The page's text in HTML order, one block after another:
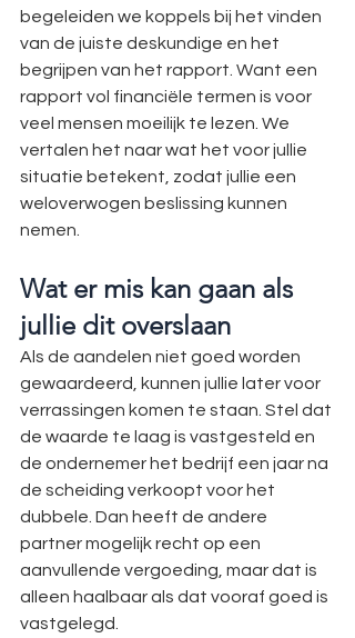
begeleiden we koppels bij het vinden
van de juiste deskundige en het
begrijpen van het rapport. Want een
rapport vol financiële termen is voor
veel mensen moeilijk te lezen. We
vertalen het naar wat het voor jullie
situatie betekent, zodat jullie een
weloverwogen beslissing kunnen
nemen.
Wat er mis kan gaan als
jullie dit overslaan
Als de aandelen niet goed worden
gewaardeerd, kunnen jullie later voor
verrassingen komen te staan. Stel dat
de waarde te laag is vastgesteld en
de ondernemer het bedrijf een jaar na
de scheiding verkoopt voor het
dubbele. Dan heeft de andere
partner mogelijk recht op een
aanvullende vergoeding, maar dat is
alleen haalbaar als dat vooraf goed is
vastgelegd.